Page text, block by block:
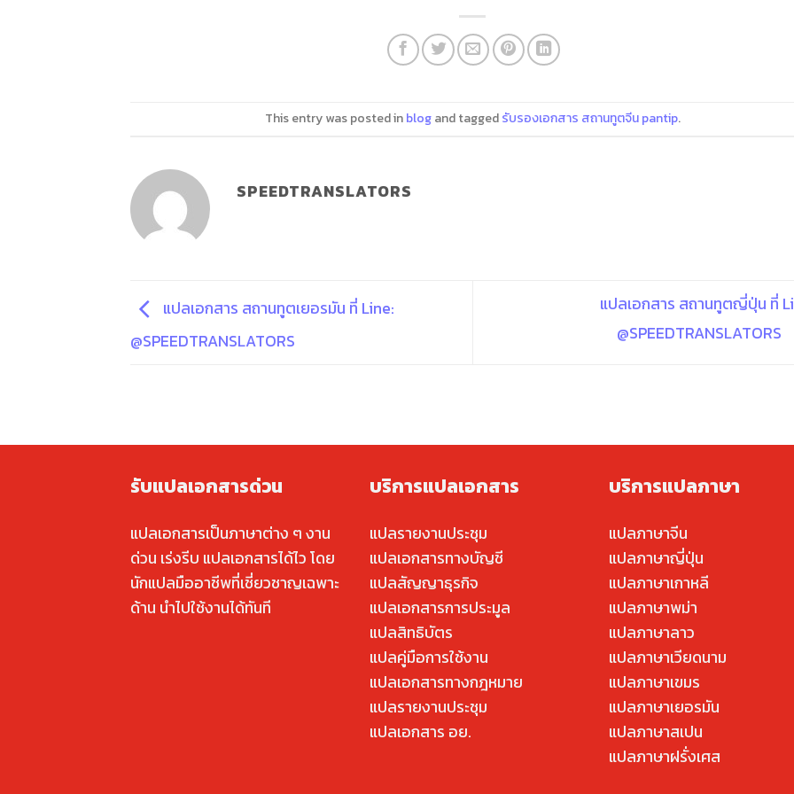
This entry was posted inblogand taggedรับรองเอกสาร สถานทูตจีน pantip.
SPEEDTRANSLATORS
แปลเอกสาร สถานทูตเยอรมัน ที่ Line:
@SPEEDTRANSLATORS
แปลเอกสาร สถานทูตญี่ปุ่น ที่
@SPEEDTRANSLATORS
รับแปลเอกสารด่วน
แปลเอกสารเป็นภาษาต่าง ๆ งาน
ด่วน เร่งรีบ แปลเอกสารได้ไว โดย
นักแปลมืออาชีพที่เชี่ยวชาญเฉพาะ
ด้าน นำไปใช้งานได้ทันที
บริการแปลเอกสาร
แปลรายงานประชุม
แปลเอกสารทางบัญชี
แปลสัญญาธุรกิจ
แปลเอกสารการประมูล
แปลสิทธิบัตร
แปลคู่มือการใช้งาน
แปลเอกสารทางกฎหมาย
แปลรายงานประชุม
แปลเอกสาร อย.
บริการแปลภาษา
แปลภาษาจีน
แปลภาษาญี่ปุ่น
แปลภาษาเกาหลี
แปลภาษาพม่า
แปลภาษาลาว
แปลภาษาเวียดนาม
แปลภาษาเขมร
แปลภาษาเยอรมัน
แปลภาษาสเปน
แปลภาษาฝรั่งเศส